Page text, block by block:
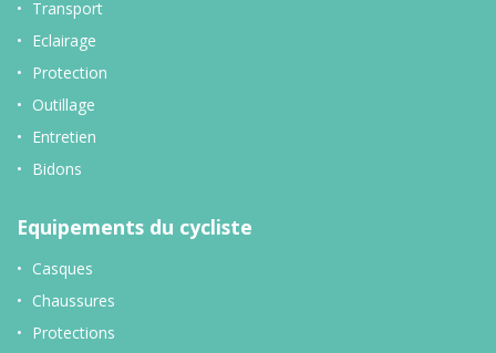
Transport
Eclairage
Protection
Outillage
Entretien
Bidons
Equipements du cycliste
Casques
Chaussures
Protections